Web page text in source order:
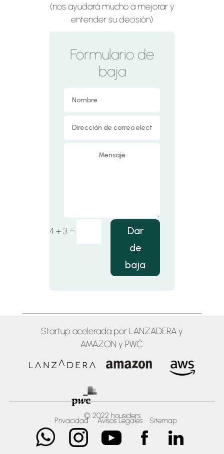
(nos ayudará mucho a mejorar y
entender su decisión)
Formulario de
baja
4 + 3 =
Dar
de
baja
Startup acelerada por LANZADERA y
AMAZON y PWC
© 2022 housiders
· Privacidad·Avisos Legales· Sitemap